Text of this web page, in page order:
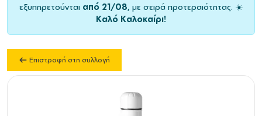
εξυπηρετούνται από 21/08, με σειρά προτεραιότητας. ☀️
Καλό Καλοκαίρι!
Επιστροφή στη συλλογή